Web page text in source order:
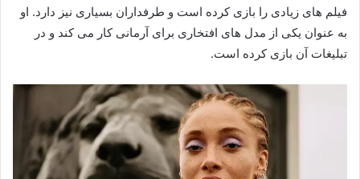
فیلم های زیادی را بازی کرده است و طرفداران بسیاری نیز دارد. او
به عنوان یکی از مدل های افتخاری برای آرمانی کار می کند و در
تبلیغات آن بازی کرده است.